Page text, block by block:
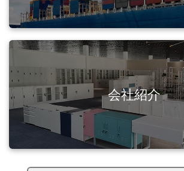
会社紹介